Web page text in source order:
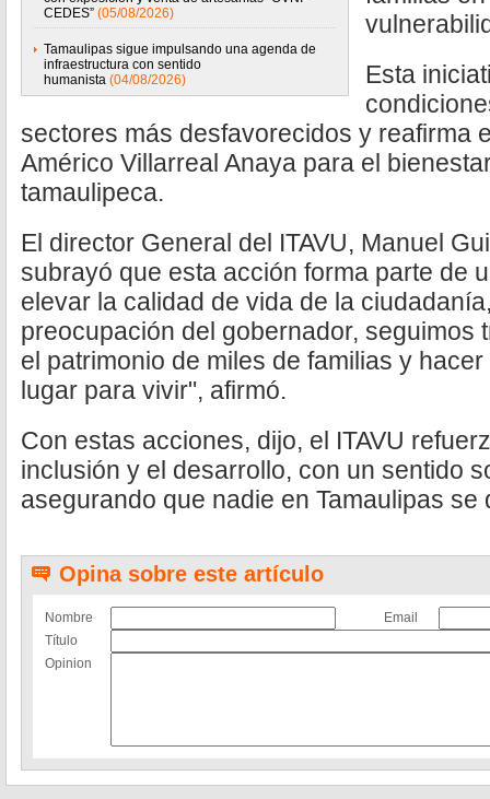
CEDES” (05/08/2026)
Tamaulipas sigue impulsando una agenda de
infraestructura con sentido
humanista (04/08/2026)
Esta
sectores más desfavorecidos y reafirma
Américo Villarreal Anaya para el
tamaulipeca.
El director General del ITAVU, Manuel
subrayó que esta acción forma parte de
elevar la calidad de vida de la
preocupación del gobernador, seguimos
el patrimonio de miles de familias y
lugar para vivir", afirmó.
Con estas acciones, dijo, el ITAVU
inclusión y el desarrollo, con un sentido
asegurando que nadie en Tamaulipas se
Opina sobre este artículo
Nombre
Email
Título
Opinion